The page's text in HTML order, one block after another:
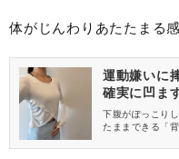
体がじんわりあたたまる
運動嫌いに
確実に凹ま
下腹がぽっこり
たままできる「